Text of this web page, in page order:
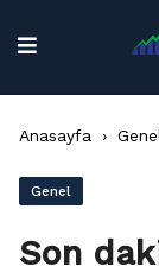
Anasayfa › Genel
Genel
Son